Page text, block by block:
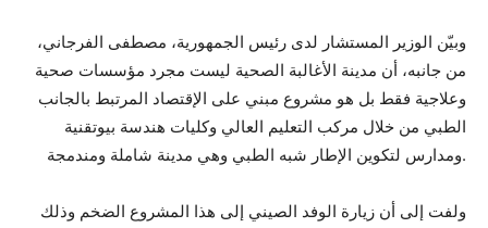
وبيّن الوزير المستشار لدى رئيس الجمهورية، مصطفى الفرجاني،
من جانبه، أن مدينة الأغالبة الصحية ليست مجرد مؤسسات صحية
وعلاجية فقط بل هو مشروع مبني على الإقتصاد المرتبط بالجانب
الطبي من خلال مركب التعليم العالي وكليات هندسة بيوتقنية
ومدارس لتكوين الإطار شبه الطبي وهي مدينة شاملة ومندمجة.
ولفت إلى أن زيارة الوفد الصيني إلى هذا المشروع الضخم وذلك